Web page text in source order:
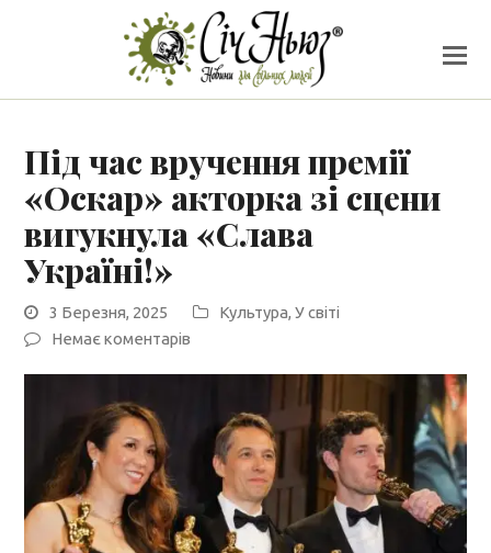
Під час вручення премії
«Оскар» акторка зі сцени
вигукнула «Слава
Україні!»
3 Березня, 2025 Культура,У світі
Немає коментарів